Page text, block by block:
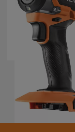
BSS 18S12BL2
Variații ale